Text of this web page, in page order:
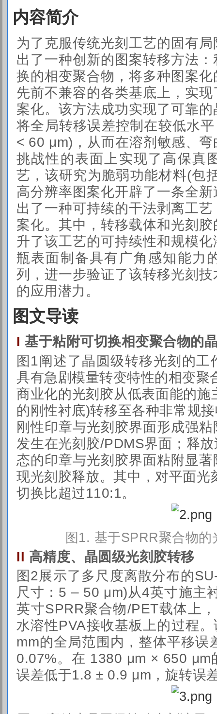
内容简介
为了克服传统光刻工艺的固有局
出了一种创新的图案转移方法
换的相变聚合物 ，将多种图案
先前不兼容的各类基底上，实
案化。该方法成功实现了可靠
将全局转移误差控制在较低水
< 60 μm)，从而在溶剂敏感、
挑战性的表面上实现了高保真
艺，该研究为脆弱功能材料(包
高分辨率图案化开辟了一条全
出了一种可持续的干法剥离工
案化。其中，转移载体和光刻
升了该工艺的可持续性和规模
瓶表面制备具有广角感知能力
列，进一步验证了该转移光刻
的应用潜力。
图文导读
I 基于粘附可切换相变聚合物的
图1阐述了晶圆级转移光刻的
具有急剧模量转变特性的相变
商业化的光刻胶从低表面能的
的刚性衬底)转移至各种非常规
刚性印章与光刻胶界面形成强
发生在光刻胶/PDMS界面；释
态的印章与光刻胶界面粘附显
现光刻胶释放。其中，对平面
切换比超过110:1。
图1. 基于SPRR聚合物的
II 高精度、晶圆级光刻胶转移
图2展示了多尺度离散分布的
尺寸：5 – 50 μm)从4英寸施主
英寸SPRR聚合物/PET载体上
水溶性PVA接收基板上的过程
mm的全局范围内，整体平移
0.07%。在 1380 μm × 650 μm
误差低于1.8 ± 0.9 μm，旋转误